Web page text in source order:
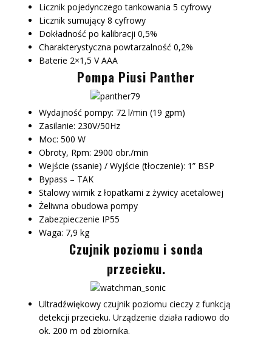
Licznik pojedynczego tankowania 5 cyfrowy
Licznik sumujący 8 cyfrowy
Dokładność po kalibracji 0,5%
Charakterystyczna powtarzalność 0,2%
Baterie 2×1,5 V AAA
Pompa Piusi Panther
Wydajność pompy: 72 l/min (19 gpm)
Zasilanie: 230V/50Hz
Moc: 500 W
Obroty, Rpm: 2900 obr./min
Wejście (ssanie) / Wyjście (tłoczenie): 1” BSP
Bypass – TAK
Stalowy wirnik z łopatkami z żywicy acetalowej
Żeliwna obudowa pompy
Zabezpieczenie IP55
Waga: 7,9 kg
Czujnik poziomu i sonda
przecieku.
Ultradźwiękowy czujnik poziomu cieczy z funkcją
detekcji przecieku. Urządzenie działa radiowo do
ok. 200 m od zbiornika.